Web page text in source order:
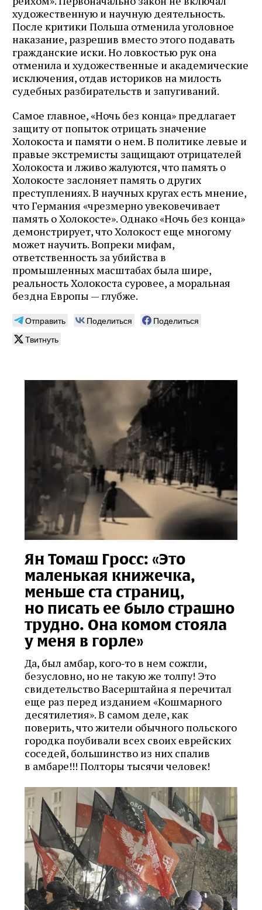
художественную и научную деятельность.
После критики Польша отменила уголовное
наказание, разрешив вместо этого подавать
гражданские иски. Но ловкостью рук она
отменила и художественные и академические
исключения, отдав историков на милость
судебных разбирательств и запугиваний.
Самое главное, «Ночь без конца» предлагает
защиту от попыток отрицать значение
Холокоста и памяти о нем. В политике левые и
правые экстремисты защищают отрицателей
Холокоста и лживо жалуются, что память о
Холокосте заслоняет память о других
преступлениях. В научных кругах есть мнение,
что Германия «чрезмерно увековечивает
память о Холокосте». Однако «Ночь без конца»
демонстрирует, что Холокост еще многому
может научить. Вопреки мифам,
ответственность за убийства в
промышленных масштабах была шире,
реальность Холокоста суровее, а моральная
бездна Европы — глубже.
Отправить Поделиться
Поделиться
Твитнуть
Ян Томаш Гросс: «Это
маленькая книжечка,
меньше ста страниц,
но писать ее было страшно
трудно. Она комом стояла
у меня в горле»
Да, был амбар, кого‑то в нем сожгли,
безусловно, но не такую же толпу! Это
свидетельство Васерштайна я перечитал
еще раз перед изданием «Кошмарного
десятилетия». В самом деле, как
поверить, что жители обычного польского
городка поубивали всех своих еврейских
соседей, большинство из них спалив
в амбаре!!! Полторы тысячи человек!